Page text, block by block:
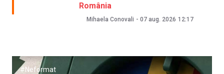
România
Mihaela Conovali - 07 aug. 2026 12:17
#Neformat